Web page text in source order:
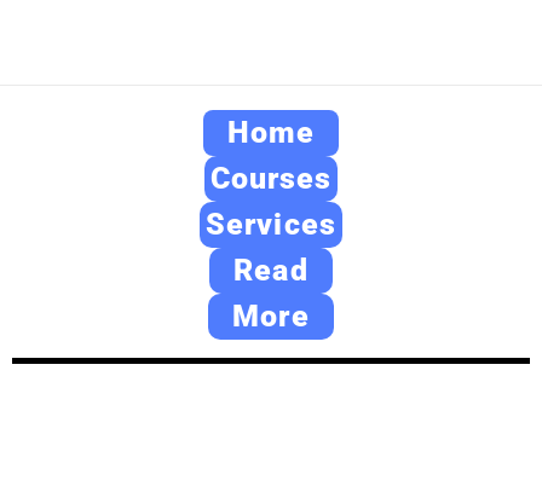
Home
Courses
Services
Read
More